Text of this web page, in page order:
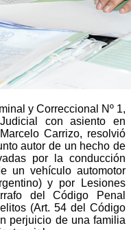
y Correccional Nº 1,
con asiento en
Carrizo, resolvió
autor de un hecho de
por la conducción
un vehículo automotor
y por Lesiones
del Código Penal
(Art. 54 del Código
perjuicio de una familia